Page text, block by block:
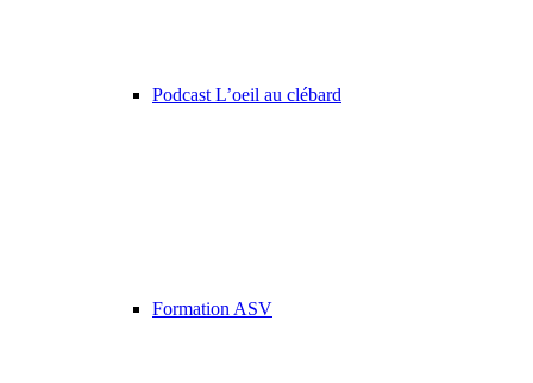
Podcast L’oeil au clébard
Formation ASV